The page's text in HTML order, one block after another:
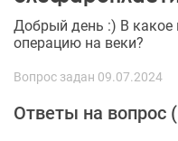
Добрый день :) В какое
операцию на веки?
Вопрос задан 09.07.2024
Ответы на вопрос (